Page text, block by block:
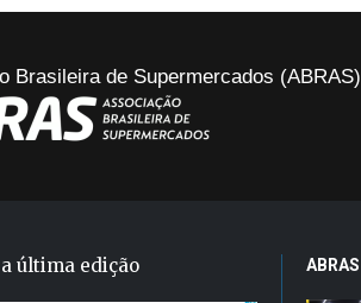
Brasileira de Supermercados (ABRAS)
última edição ABRAS